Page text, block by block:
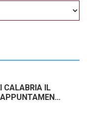
CALABRIA IL